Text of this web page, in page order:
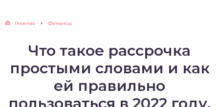
Главная Финансы
Что такое рассрочка
простыми словами и как
ей правильно
пользоваться в 2022 году.